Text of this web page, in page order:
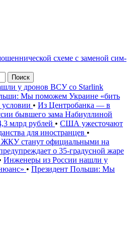
схеме с заменой сим-
Поиск
у дронов ВСУ со Starlink
Мы поможем Украине «бить
• Из Центробанка — в
бывшего зама Набиуллиной
млрд рублей • США ужесточают
для иностранцев •
станут официальными на
о 35-градусной жаре
Инженеры из России нашли у
• Президент Польши: Мы